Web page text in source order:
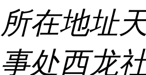
所在地址
事处西龙